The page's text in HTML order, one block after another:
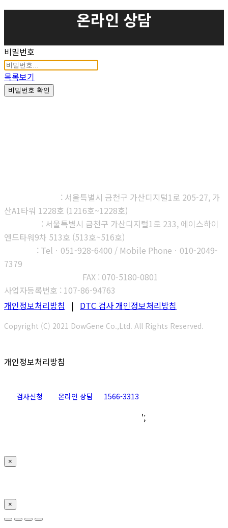
온라인 상담
비밀번호
목록보기
비밀번호 확인
: 서울특별시 금천구 가산디지털1로 205-27, 가
산A1타워 1228호 (1216호~1228호)
: 서울특별시 금천구 가산디지털1로 233, 에이스하이
엔드타워9차 513호 (513호~516호)
: Telㆍ051-928-6400 / Mobile Phoneㆍ010-2049-
7379
FAX : 070-5180-0801
사업자등록번호 : 107-86-94763
개인정보처리방침 | DTC 검사 개인정보처리방침
Copyright (C) 2021 DowGene Co.,Ltd. All Rights Reserved.
개인정보처리방침
검사신청 온라인 상담 1566-3313
Go
';
×
×